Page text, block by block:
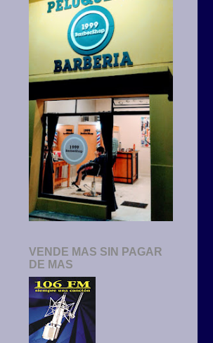
VENDE MAS SIN PAGAR
DE MAS